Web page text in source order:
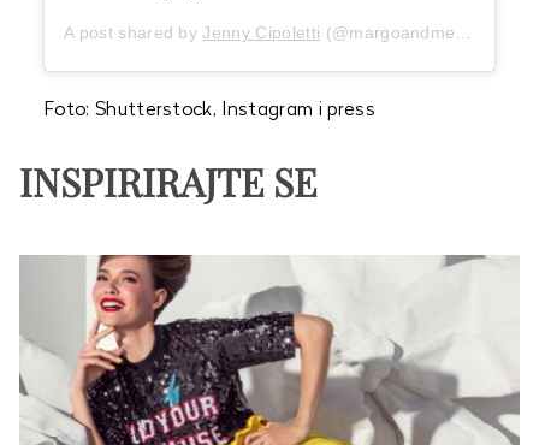
A post shared byJenny Cipoletti (@margoandme) on
Foto: Shutterstock, Instagram i press
INSPIRIRAJTE SE